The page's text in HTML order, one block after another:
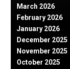
March 2026
February 2026
January 2026
December 2025
November 2025
October 2025